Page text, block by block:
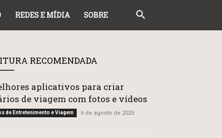
REDES E MÍDIA SOBRE
RECOMENDADA
aplicativos para criar
de viagem com fotos e vídeos
de Entretenimento e Viagem 6 de agosto de 2025